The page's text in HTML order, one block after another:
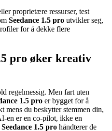
proprietære ressurser, test
Seedance 1.5 pro utvikler seg,
for å dekke flere
pro øker kreativ
regelmessig. Men fart uten
1.5 pro er bygget for å
mens du beskytter stemmen din,
en er en co-pilot, ikke en
Seedance 1.5 pro håndterer de